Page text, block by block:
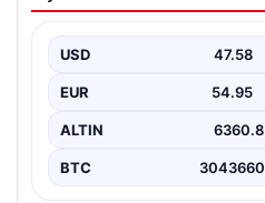
USD 47.58
EUR 54.95
ALTIN 6360.8
BTC 3043660